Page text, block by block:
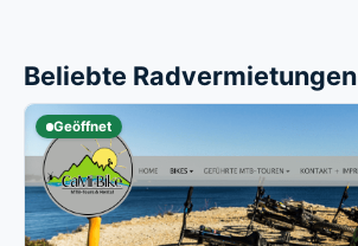
Beliebte Radvermietungen
Geöffnet